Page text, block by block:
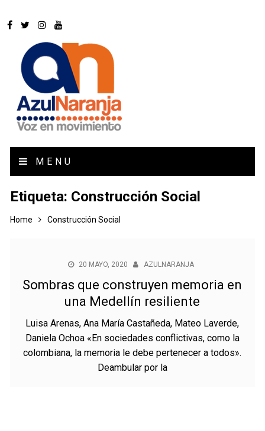
MENU
Etiqueta: Construcción Social
Home Construcción Social
20 MAYO, 2020 AZULNARANJA
Sombras que construyen memoria en
una Medellín resiliente
Luisa Arenas, Ana María Castañeda, Mateo Laverde,
Daniela Ochoa «En sociedades conflictivas, como la
colombiana, la memoria le debe pertenecer a todos».
Deambular por la